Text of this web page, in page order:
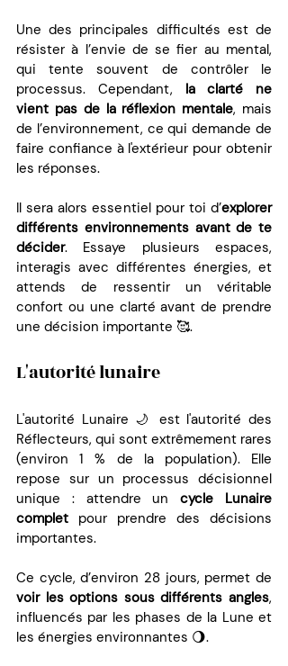
Une des principales difficultés est de
résister à l’envie de se fier au mental,
qui tente souvent de contrôler le
processus. Cependant, la clarté ne
vient pas de la réflexion mentale, mais
de l’environnement, ce qui demande de
faire confiance à l'extérieur pour obtenir
les réponses.
Il sera alors essentiel pour toi d’explorer
différents environnements avant de te
décider. Essaye plusieurs espaces,
interagis avec différentes énergies, et
attends de ressentir un véritable
confort ou une clarté avant de prendre
une décision importante 🥰.
L'autorité lunaire
L'autorité Lunaire 🌙 est l'autorité des
Réflecteurs, qui sont extrêmement rares
(environ 1 % de la population). Elle
repose sur un processus décisionnel
unique : attendre un cycle Lunaire
complet pour prendre des décisions
importantes.
voir les options sous différents angles,
influencés par les phases de la Lune et
les énergies environnantes 🌖.